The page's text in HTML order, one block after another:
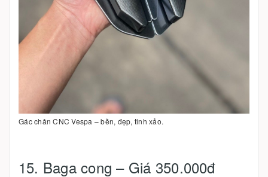
Gác chân CNC Vespa – bền, đẹp, tinh xảo.
15. Baga cong – Giá 350.000đ